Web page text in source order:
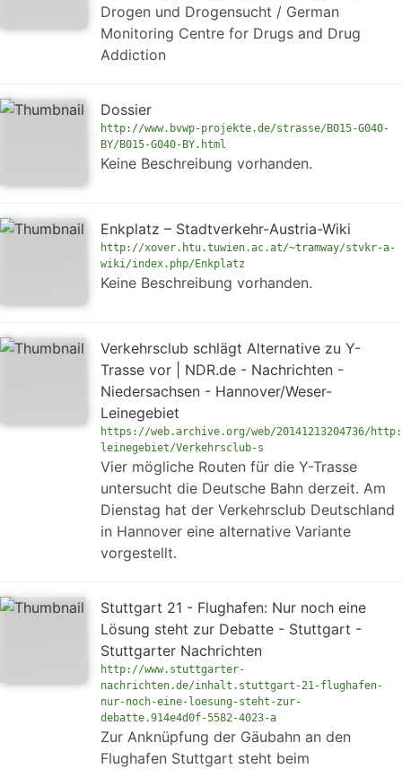
Drogen und Drogensucht / German
Monitoring Centre for Drugs and Drug
Addiction
Dossier
http://www.bvwp-projekte.de/strasse/B015-G040-
BY/B015-G040-BY.html
Keine Beschreibung vorhanden.
Enkplatz – Stadtverkehr-Austria-Wiki
http://xover.htu.tuwien.ac.at/~tramway/stvkr-a-
wiki/index.php/Enkplatz
Keine Beschreibung vorhanden.
Verkehrsclub schlägt Alternative zu Y-
Trasse vor | NDR.de - Nachrichten -
Niedersachsen - Hannover/Weser-
Leinegebiet
https://web.archive.org/web/20141213204736/
leinegebiet/Verkehrsclub-s
Vier mögliche Routen für die Y-Trasse
untersucht die Deutsche Bahn derzeit. Am
Dienstag hat der Verkehrsclub Deutschland
in Hannover eine alternative Variante
vorgestellt.
Stuttgart 21 - Flughafen: Nur noch eine
Lösung steht zur Debatte - Stuttgart -
Stuttgarter Nachrichten
http://www.stuttgarter-
nachrichten.de/inhalt.stuttgart-21-flughafen-
nur-noch-eine-loesung-steht-zur-
debatte.914e4d0f-5582-4023-a
Zur Anknüpfung der Gäubahn an den
Flughafen Stuttgart steht beim